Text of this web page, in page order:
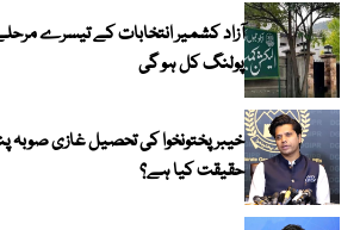
پولنگ کل ہو گی
خیبر پختونخوا کی تحصیل غازی صوبہ
حقیقت کیا ہے؟